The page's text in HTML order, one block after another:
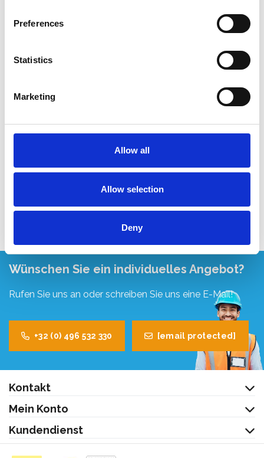
Preferences
Statistics
Marketing
Allow all
Allow selection
Deny
ONE XL PRO 75x165
Arbeitshöhe 6,20 m
Exkl. MwSt
Wünschen Sie ein individuelles Angebot?
Rufen Sie uns an oder schreiben Sie uns eine E-Mail!
+32 (0) 496 532 330 [email protected]
Kontakt
Mein Konto
Kundendienst